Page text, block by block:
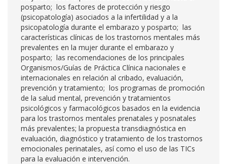
posparto; los factores de protección y riesgo
(psicopatología) asociados a la infertilidad y a la
psicopatología durante el embarazo y posparto; las
características clínicas de los trastornos mentales más
prevalentes en la mujer durante el embarazo y
posparto; las recomendaciones de los principales
Organismos/Guías de Práctica Clínica nacionales e
internacionales en relación al cribado, evaluación,
prevención y tratamiento; los programas de promoción
de la salud mental, prevención y tratamientos
psicológicos y farmacológicos basados en la evidencia
para los trastornos mentales prenatales y posnatales
más prevalentes; la propuesta transdiagnóstica en
evaluación, diagnóstico y tratamiento de los trastornos
emocionales perinatales, así como el uso de las TICs
para la evaluación e intervención.